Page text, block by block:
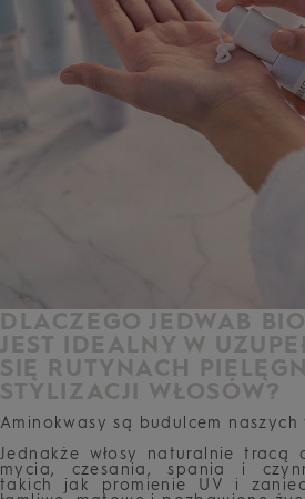
DLACZEGO JEDWAB
JEST IDEALNY W
SIĘ RUTYNACH
STYLIZACJI WŁOSÓW?
Aminokwasy są budulcem naszych
Jednakże włosy naturalnie tracą
mycia, czesania, spania i
takich jak promienie UV i